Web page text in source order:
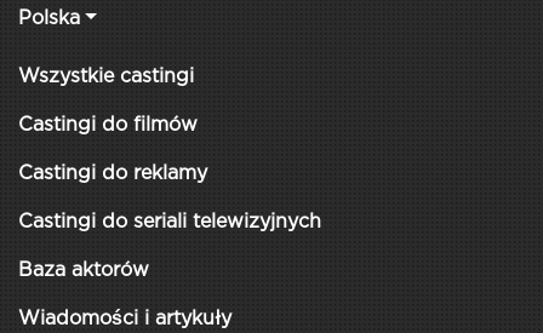
Polska
Wszystkie castingi
Castingi do filmów
Castingi do reklamy
Castingi do seriali telewizyjnych
Baza aktorów
Wiadomości i artykuły